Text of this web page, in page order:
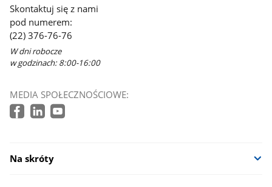
Skontaktuj się z nami
pod numerem:
(22) 376-76-76
W dni robocze
w godzinach: 8:00-16:00
MEDIA SPOŁECZNOŚCIOWE:
Na skróty